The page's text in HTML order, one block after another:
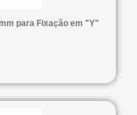
para Fixação em "Y"